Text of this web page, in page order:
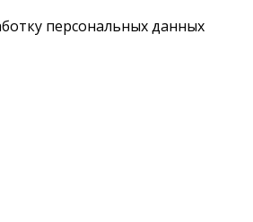
персональных данных